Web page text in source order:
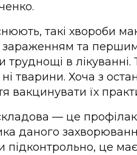
такі хвороби
зараженням та
труднощі в
тварини. Хоча з
вакцинувати їх
— це
даного
підконтрольно, це